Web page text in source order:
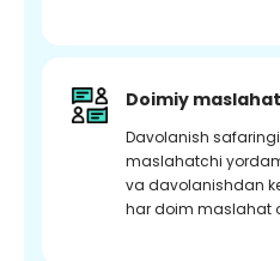
Doimiy
Davolanish
maslahatchi
va davolanishdan
har doim maslahat